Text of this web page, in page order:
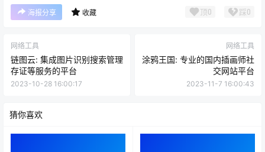
海报分享 收藏 顶0 踩0
网络工具
链图云: 集成图片识别搜索管理
存证等服务的平台
2023-10-28 16:00:17
网络工具
涂鸦王国: 专业的国内插画师社
交网站平台
2023-11-7 16:00:43
猜你喜欢